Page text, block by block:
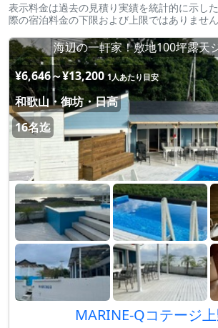
表示料金は過去の見積り実績を統計的に示し
際の宿泊料金の下限および上限ではありません
海辺の一軒家！敷地100坪露天
¥6,646～¥13,200 1人あたり目安
和歌山・御坊・日高
16名迄
MARINE-Qコテージ